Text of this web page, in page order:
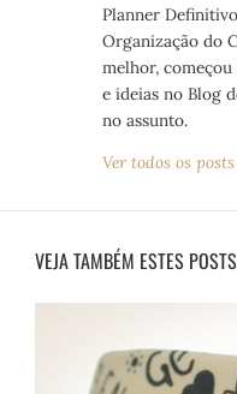
Planner
Organização do
melhor,
e ideias no Blog
no assunto.
Ver todos os
VEJA TAMBÉM ESTES